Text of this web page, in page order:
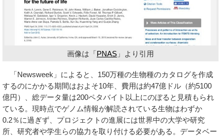
画像は「PNAS 」より引用
「Newsweek」によると、150万種の生物種のカタログを作成
するのにかかる期間はおよそ10年、費用は約47億ドル（約5100
億円）、総データ量は200ペタバイト以上にのぼると見積もられ
ている。現時点でゲノム情報が解読されている生物はわずか
0.2％に過ぎず、プロジェクトの進展には世界中の大学や研究
所、研究者や学生らの協力を取り付ける必要がある。データベー